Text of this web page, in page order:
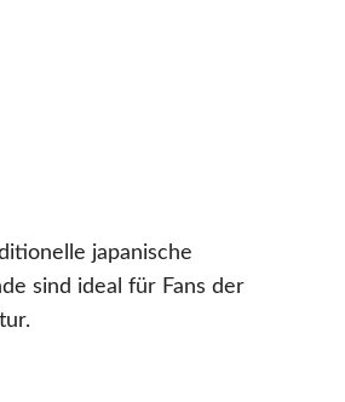
japanische
sind ideal für Fans der